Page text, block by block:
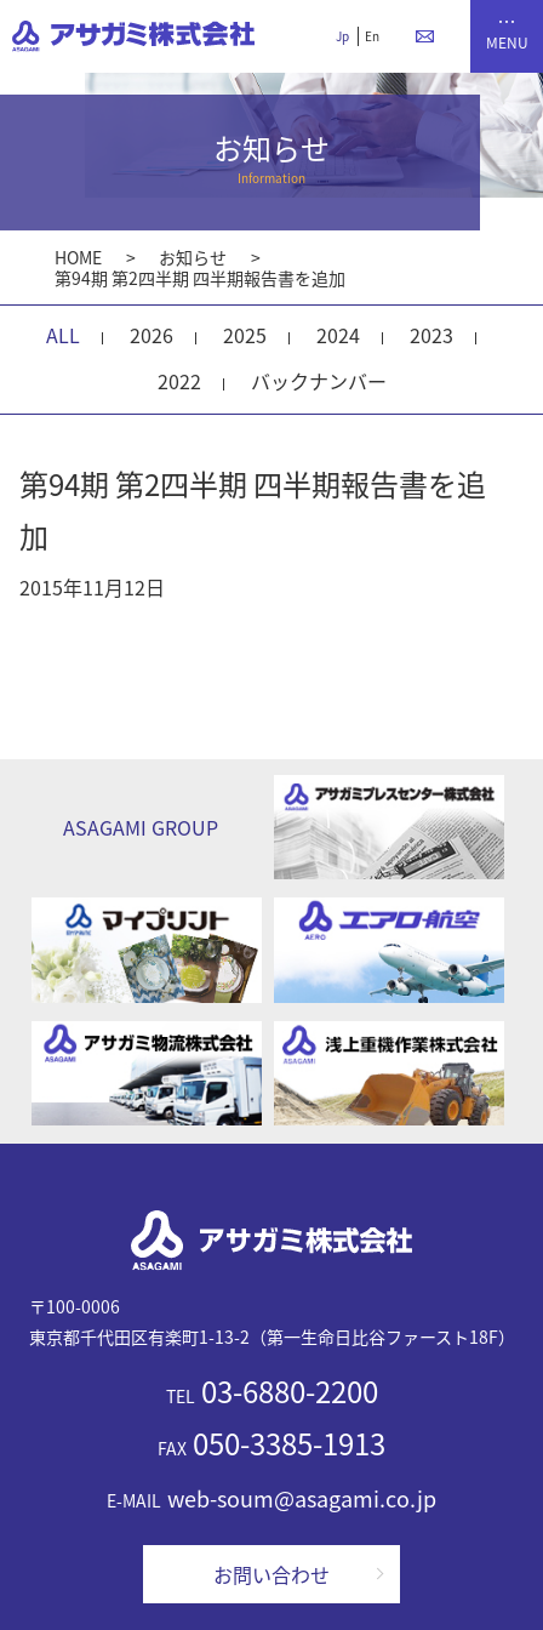
Jp En
お知らせ
Information
HOME
お知らせ
第94期 第2四半期 四半期報告書を追加
ALL 2026 2025 2024
2023
2022
バックナンバー
第94期 第2四半期 四半期報告書を追
加
2015年11月12日
ASAGAMI GROUP
〒100-0006
東京都千代田区有楽町1-13-2（第一生命日比谷ファースト18F）
TEL 03-6880-2200
FAX 050-3385-1913
E-MAIL web-soum@asagami.co.jp
お問い合わせ